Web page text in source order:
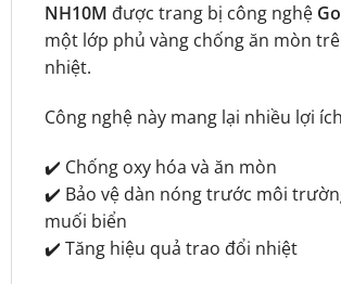
NH10M được trang bị công nghệ
một lớp phủ vàng chống ăn mòn
nhiệt.
Công nghệ này mang lại nhiều lợi
✔️ Chống oxy hóa và ăn mòn
✔️ Bảo vệ dàn nóng trước môi
muối biển
✔️ Tăng hiệu quả trao đổi nhiệt